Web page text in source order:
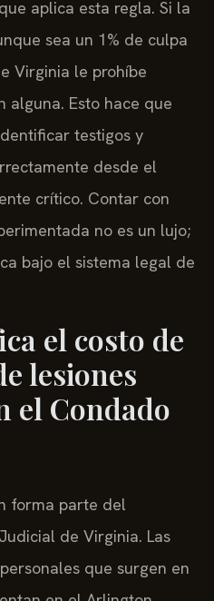
aplica esta regla. Si la
sea un 1% de culpa
Virginia le prohíbe
alguna. Esto hace que
testigos y
desde el
crítico. Contar con
no es un lujo;
bajo el sistema legal de
el costo de
lesiones
el Condado
forma parte del
de Virginia. Las
que surgen en